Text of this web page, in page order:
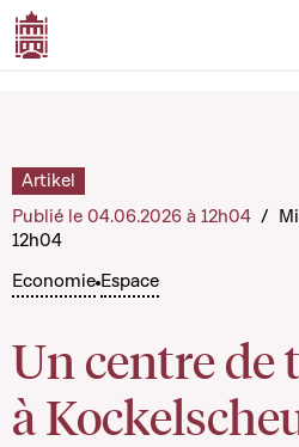
Economie Espace
Un centre de
à
Artikel
Publié le 04.06.2026 à 12h04 /
12h04